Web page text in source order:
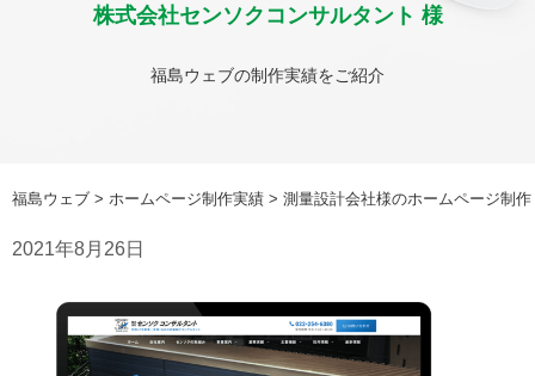
株式会社センソクコンサルタント 様
福島ウェブの制作実績をご紹介
福島ウェブ > ホームページ制作実績 > 測量設計会社様のホームページ制作
2021年8月26日